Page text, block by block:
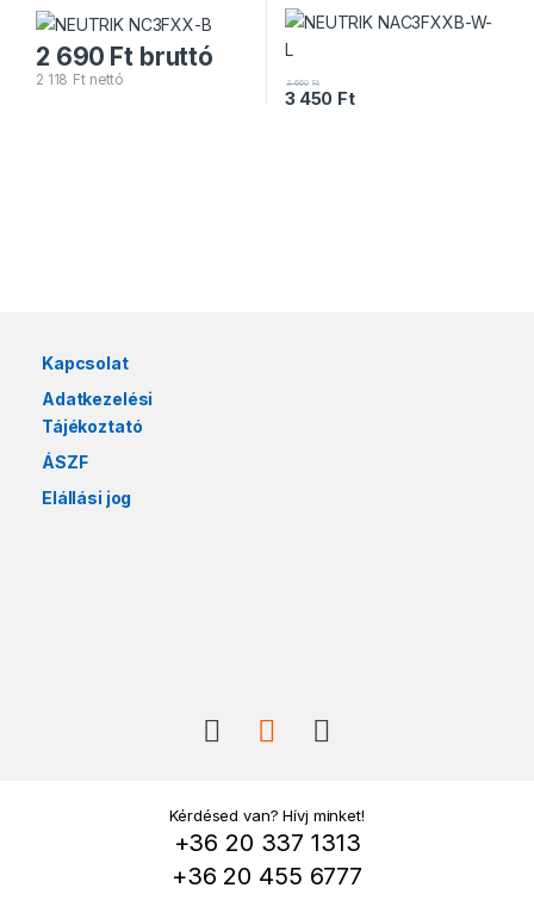
2 690 Ft bruttó
2 118 Ft nettó 3 660 Ft
3 450 Ft
Kapcsolat
Adatkezelési
Tájékoztató
ÁSZF
Elállási jog
Kérdésed van? Hívj minket!
+36 20 337 1313
+36 20 455 6777